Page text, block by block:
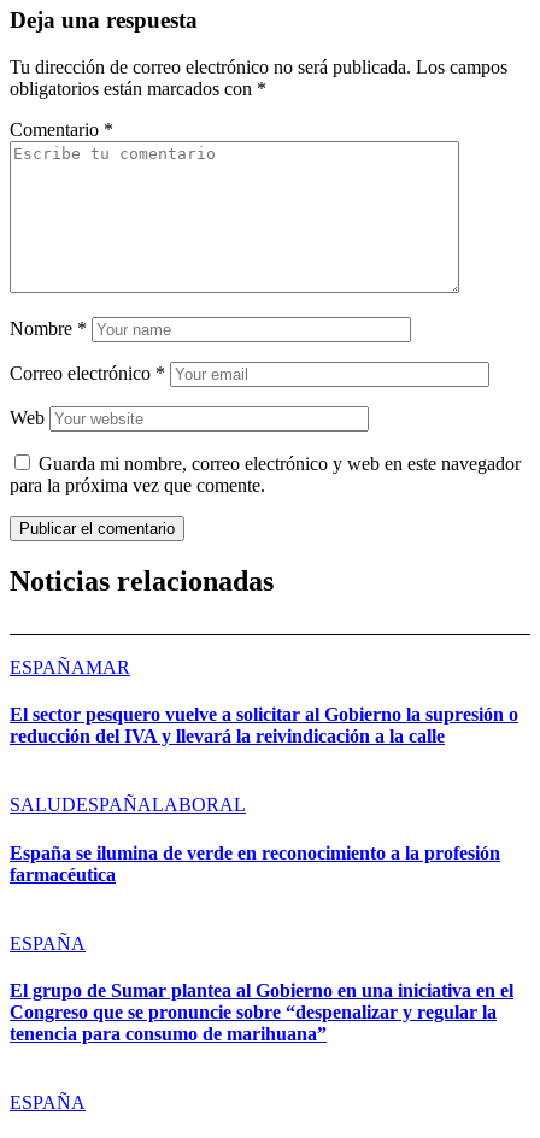
Deja una respuesta
Tu dirección de correo electrónico no será publicada. Los campos
obligatorios están marcados con *
Comentario *
Nombre *
Correo electrónico *
Web
Guarda mi nombre, correo electrónico y web en este navegador
para la próxima vez que comente.
Noticias relacionadas
ESPAÑAMAR
El sector pesquero vuelve a solicitar al Gobierno la supresión o
reducción del IVA y llevará la reivindicación a la calle
SALUDESPAÑALABORAL
España se ilumina de verde en reconocimiento a la profesión
farmacéutica
ESPAÑA
El grupo de Sumar plantea al Gobierno en una iniciativa en el
Congreso que se pronuncie sobre “despenalizar y regular la
tenencia para consumo de marihuana”
ESPAÑA